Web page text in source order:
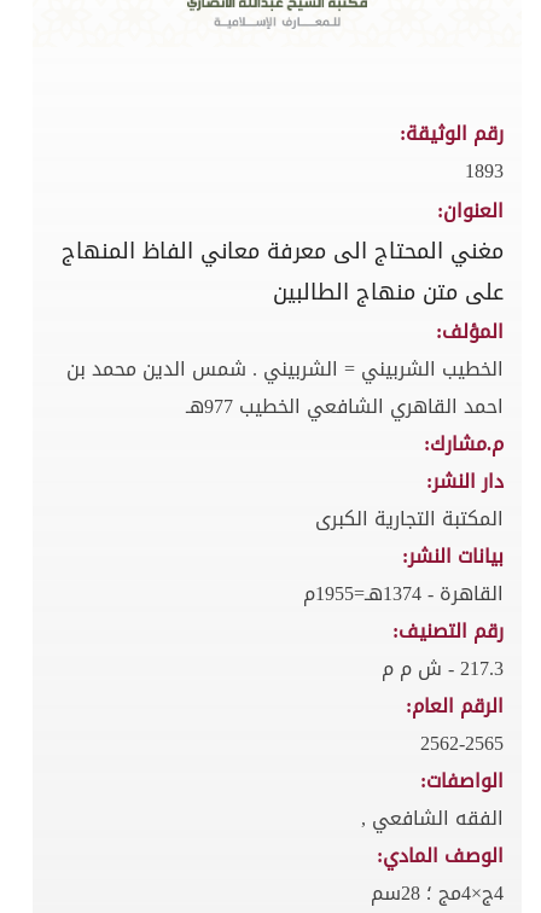
رقم الوثيقة:
1893
العنوان:
مغني المحتاج الى معرفة معاني الفاظ المنهاج
على متن منهاج الطالبين
المؤلف:
الخطيب الشربيني = الشربيني . شمس الدين محمد بن
احمد القاهري الشافعي الخطيب 977هـ
م.مشارك:
دار النشر:
المكتبة التجارية الكبرى
بيانات النشر:
القاهرة - 1374هـ=1955م
رقم التصنيف:
217.3 - ش م م
الرقم العام:
2562-2565
الواصفات:
الفقه الشافعي ,
الوصف المادي:
4ج×4مج ؛ 28سم